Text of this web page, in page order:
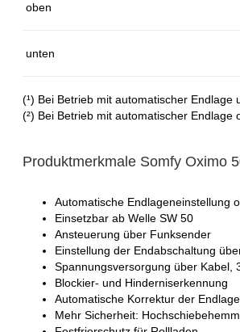
oben
unten
(¹) Bei Betrieb mit automatischer Endlage
(²) Bei Betrieb mit automatischer
Produktmerkmale Somfy Oximo
Automatische Endlageneinstellung
Einsetzbar ab Welle SW 50
Ansteuerung über Funksender
Einstellung der Endabschaltung
Spannungsversorgung über Kabel,
Blockier- und Hinderniserkennung
Automatische Korrektur der
Mehr Sicherheit: